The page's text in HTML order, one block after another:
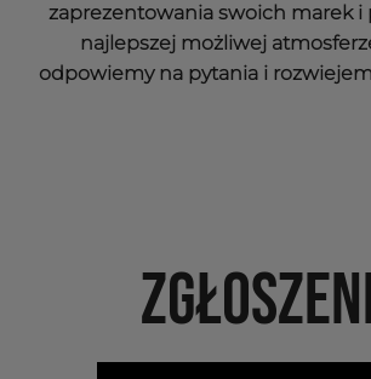
zaprezentowania swoich marek
najlepszej możliwej
odpowiemy na pytania i